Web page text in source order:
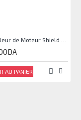
AU PANIER